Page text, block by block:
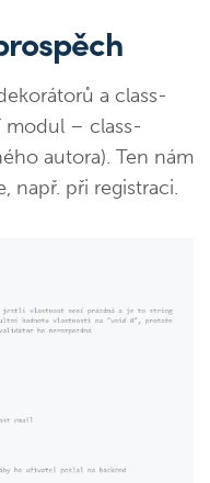
a class-
modul – class-
autora). Ten nám
např. při registraci.